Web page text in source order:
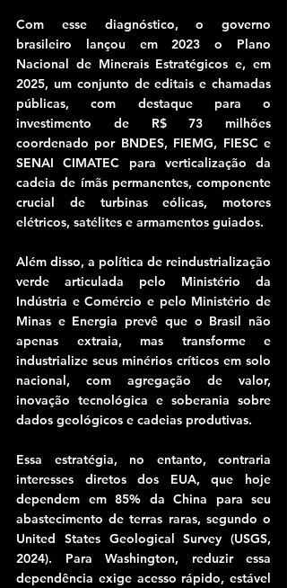
Com esse diagnóstico, o governo
brasileiro lançou em 2023 o Plano
Nacional de Minerais Estratégicos e, em
2025, um conjunto de editais e chamadas
públicas, com destaque para o
investimento de R$ 73 milhões
coordenado por BNDES, FIEMG, FIESC e
SENAI CIMATEC para verticalização da
cadeia de ímãs permanentes, componente
crucial de turbinas eólicas, motores
elétricos, satélites e armamentos guiados.
Além disso, a política de reindustrialização
verde articulada pelo Ministério da
Indústria e Comércio e pelo Ministério de
Minas e Energia prevê que o Brasil não
apenas extraia, mas transforme e
industrialize seus minérios críticos em solo
nacional, com agregação de valor,
inovação tecnológica e soberania sobre
dados geológicos e cadeias produtivas.
Essa estratégia, no entanto, contraria
interesses diretos dos EUA, que hoje
dependem em 85% da China para seu
abastecimento de terras raras, segundo o
United States Geological Survey (USGS,
2024). Para Washington, reduzir essa
dependência exige acesso rápido, estável